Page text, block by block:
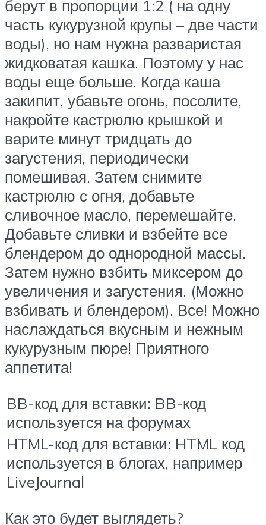
берут в пропорции 1:2 ( на одну
часть кукурузной крупы – две части
воды), но нам нужна разваристая
жидковатая кашка. Поэтому у нас
воды еще больше. Когда каша
закипит, убавьте огонь, посолите,
накройте кастрюлю крышкой и
варите минут тридцать до
загустения, периодически
помешивая. Затем снимите
кастрюлю с огня, добавьте
сливочное масло, перемешайте.
Добавьте сливки и взбейте все
блендером до однородной массы.
Затем нужно взбить миксером до
увеличения и загустения. (Можно
взбивать и блендером). Все! Можно
наслаждаться вкусным и нежным
кукурузным пюре! Приятного
аппетита!
BB-код для вставки: BB-код
используется на форумах
HTML-код для вставки: HTML код
используется в блогах, например
LiveJournal
Как это будет выглядеть?